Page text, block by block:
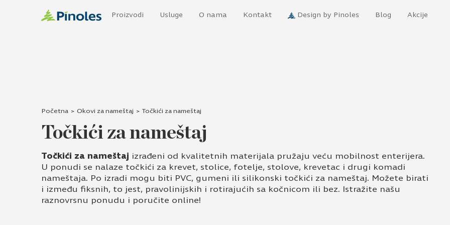
Proizvodi Usluge O nama Kontakt Design by Pinoles Blog Akcije
Početna > Okovi za nameštaj > Točkići za nameštaj
Točkići za nameštaj
Točkići za nameštaj izrađeni od kvalitetnih materijala pružaju veću mobilnost enterijera.
U ponudi se nalaze točkići za krevet, stolice, fotelje, stolove, krevetac i drugi komadi
nameštaja. Po izradi mogu biti PVC, gumeni ili silikonski točkići za nameštaj. Možete birati
i između fiksnih, to jest, pravolinijskih i rotirajućih sa kočnicom ili bez. Istražite našu
raznovrsnu ponudu i poručite online!